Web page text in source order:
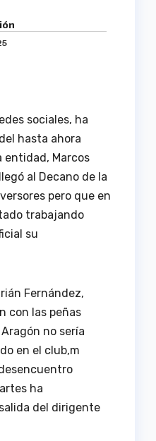
sociales, ha
hasta ahora
entidad, Marcos
al Decano de la
pero que en
trabajando
su
Fernández,
con las peñas
no sería
en el club,m
ha
del dirigente